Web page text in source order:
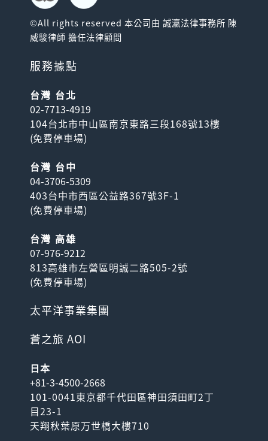
©All rights reserved 本公司由 誠瀛法律事務所 陳
威駿律師 擔任法律顧問
服務據點
台灣 台北
02-7713-4919
104台北市中山區南京東路三段168號13樓
(免費停車場)
台灣 台中
04-3706-5309
403台中市西區公益路367號3F-1
(免費停車場)
台灣 高雄
07-976-9212
813高雄市左營區明誠二路505-2號
(免費停車場)
太平洋事業集團
蒼之旅 AOI
日本
+81-3-4500-2668
101-0041東京都千代田區神田須田町2丁
目23-1
天翔秋葉原万世橋大樓710